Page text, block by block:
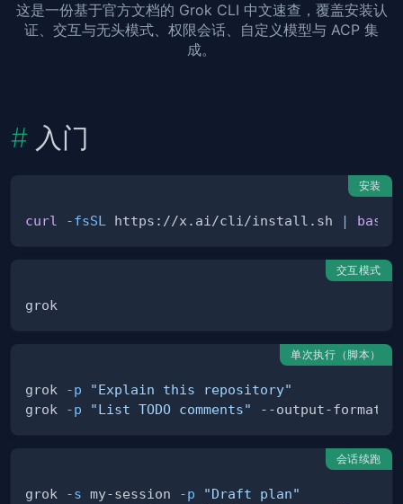
这是一份基于官方文档的 Grok CLI 中文速查，覆盖安装认
证、交互与无头模式、权限会话、自定义模型与 ACP 集
成。
入门
安装
curl -fsSL https://x.ai/cli/install.sh | bash
交互模式
单次执行（脚本）
grok -p
"Explain this repository"
grok
-p "List TODO comments"
会话续跑
grok -s my-session -p
"Draft plan"